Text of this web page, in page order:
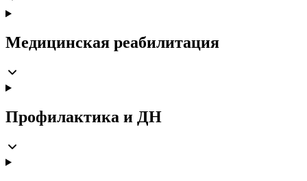
Медицинская реабилитация
Профилактика и ДН